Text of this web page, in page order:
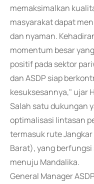
memaksimalkan
masyarakat dapat
dan nyaman.
momentum besar
positif pada sektor
dan ASDP siap
kesuksesannya," ujar
Salah satu dukungan
optimalisasi lintasan
termasuk rute
Barat), yang
menuju Mandalika.
General Manager